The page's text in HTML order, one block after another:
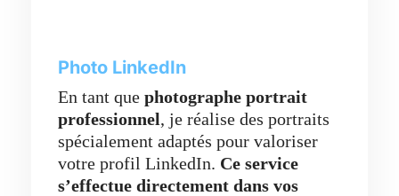
Photo LinkedIn
En tant que photographe portrait
professionnel, je réalise des portraits
spécialement adaptés pour valoriser
votre profil LinkedIn. Ce service
s’effectue directement dans vos